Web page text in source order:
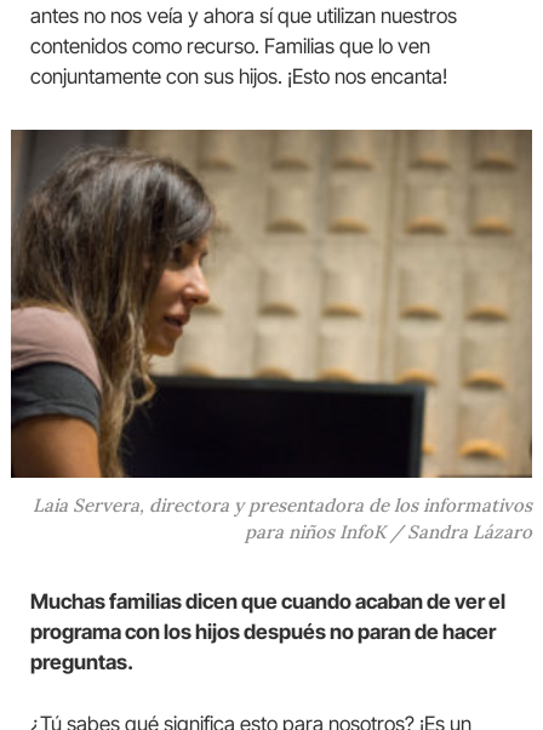
antes no nos veía y ahora sí que utilizan nuestros
contenidos como recurso. Familias que lo ven
conjuntamente con sus hijos. ¡Esto nos encanta!
Laia Servera, directora y presentadora de los informativos
para niños InfoK / Sandra Lázaro
Muchas familias dicen que cuando acaban de ver el
programa con los hijos después no paran de hacer
preguntas.
¿Tú sabes qué significa esto para nosotros? ¡Es un